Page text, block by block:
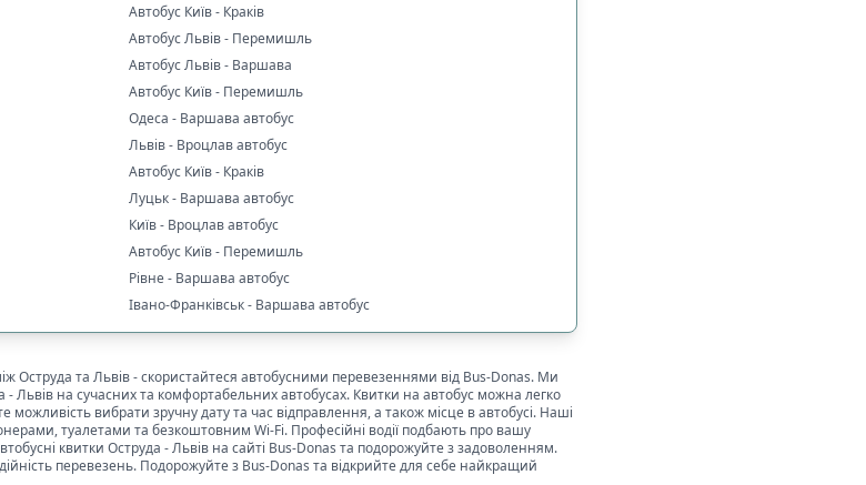
Автобус Київ - Краків
Автобус Львів - Перемишль
Автобус Львів - Варшава
Автобус Київ - Перемишль
Одеса - Варшава автобус
Львів - Вроцлав автобус
Автобус Київ - Краків
Луцьк - Варшава автобус
Київ - Вроцлав автобус
Автобус Київ - Перемишль
Рівне - Варшава автобус
Івано-Франківськ - Варшава автобус
Оструда та Львів- скористайтеся автобусними перевезеннями від Bus-Donas. Ми
-Львів на сучасних та комфортабельних автобусах. Квитки на автобус можна легко
вибрати зручну дату та час відправлення, а також місце в автобусі. Наші
туалетами та безкоштовним Wi-Fi. Професійні водії подбають про вашу
квитки Оструда -Львів на сайті Bus-Donas та подорожуйте з задоволенням.
перевезень. Подорожуйте з Bus-Donas та відкрийте для себе найкращий